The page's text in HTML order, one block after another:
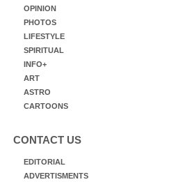
OPINION
PHOTOS
LIFESTYLE
SPIRITUAL
INFO+
ART
ASTRO
CARTOONS
CONTACT US
EDITORIAL
ADVERTISMENTS